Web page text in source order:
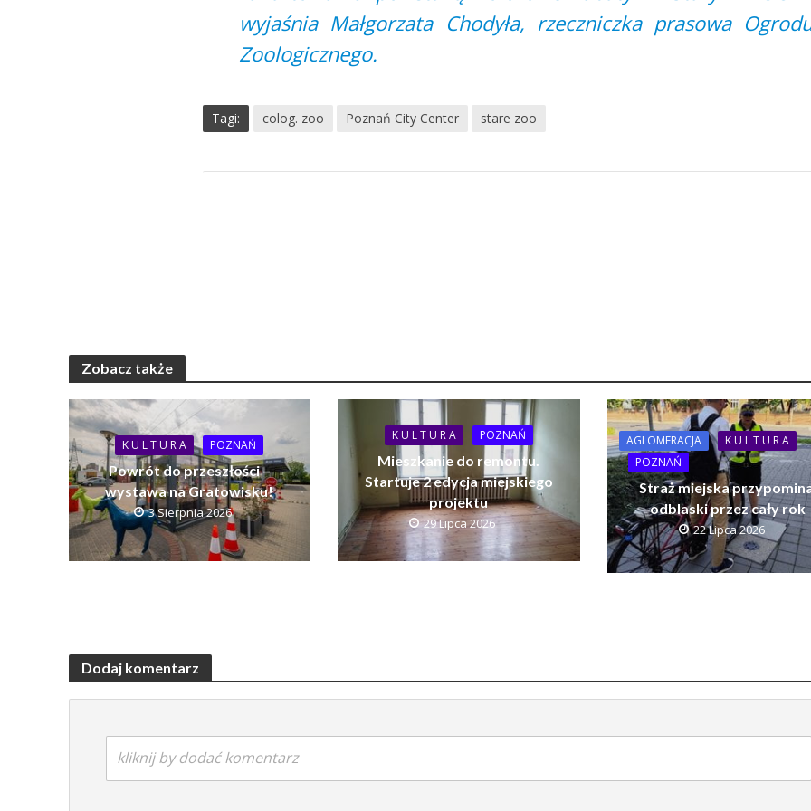
wyjaśnia Małgorzata Chodyła, rzeczniczka prasowa
Zoologicznego.
Tagi: colog. zoo Poznań City Center stare zoo
Zobacz także
K U L T U R A POZNAŃ
Powrót do przeszłości –
wystawa na Gratowisku!
3 Sierpnia 2026
K U L T U R A POZNAŃ
Mieszkanie do remontu.
Startuje 2 edycja miejskiego
projektu
29 Lipca 2026
AGLOMERACJA
K U L T U R A
POZNAŃ
Straż miejska
odblaski przez cały rok
22 Lipca 2026
Dodaj komentarz
kliknij by dodać komentarz